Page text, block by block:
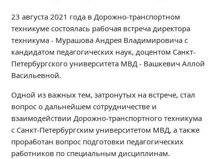
Новости
Наблюдательный совет
Информация
Независимая оценка качества
Профориентация
Обращения онлайн
Контакты
Региональный центр по профилактике ДДТТ
Учебно-производственный комплекс
Центр карьеры
23 августа 2021 года в Дорожно-транспортном
техникуме состоялась рабочая встреча директора
техникума - Мурашова Андрея Владимировича с
кандидатом педагогических наук, доцентом Санкт-
Петербургского университета МВД - Вашкевич Аллой
Васильевной.
Одной из важных тем, затронутых на встрече, стал
вопрос о дальнейшем сотрудничестве и
взаимодействии Дорожно-транспортного техникума
с Санкт-Петербургским университетом МВД, а также
проработан вопрос подготовки педагогических
работников по специальным дисциплинам.